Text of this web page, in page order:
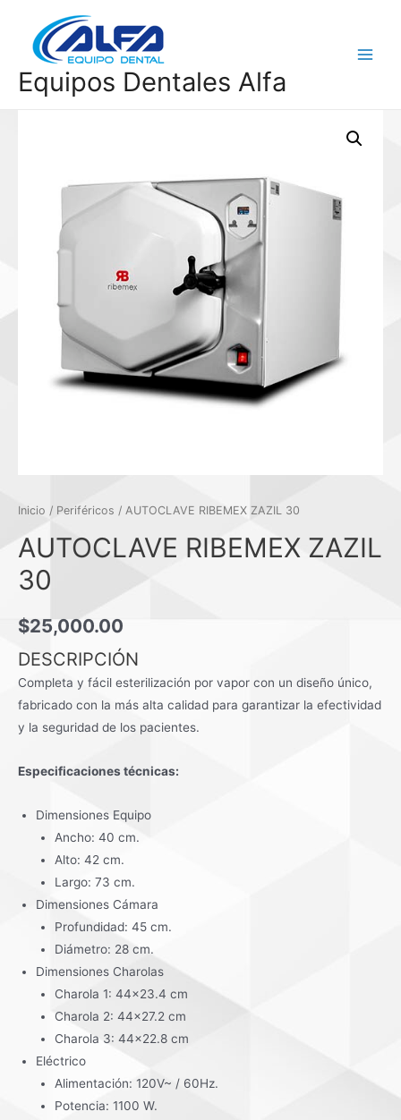
contenido
Equipos Dentales Alfa
Inicio / Periféricos / AUTOCLAVE RIBEMEX ZAZIL 30
AUTOCLAVE RIBEMEX ZAZIL
30
$25,000.00
DESCRIPCIÓN
Completa y fácil esterilización por vapor con un diseño único,
fabricado con la más alta calidad para garantizar la efectividad
y la seguridad de los pacientes.
Especificaciones técnicas:
Dimensiones Equipo
Ancho: 40 cm.
Alto: 42 cm.
Largo: 73 cm.
Dimensiones Cámara
Profundidad: 45 cm.
Diámetro: 28 cm.
Dimensiones Charolas
Charola 1: 44×23.4 cm
Charola 2: 44×27.2 cm
Charola 3: 44×22.8 cm
Eléctrico
Alimentación: 120V~ / 60Hz.
Potencia: 1100 W.